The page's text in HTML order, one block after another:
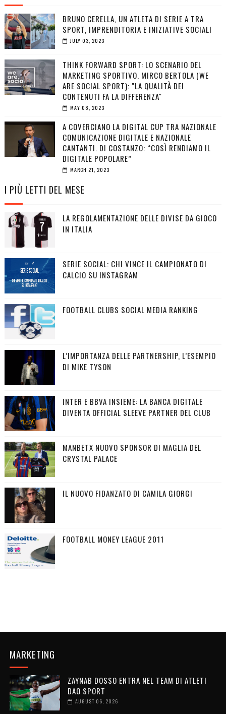
BRUNO CERELLA, UN ATLETA DI SERIE A TRA
SPORT, IMPRENDITORIA E INIZIATIVE SOCIALI
JULY 03, 2023
THINK FORWARD SPORT: LO SCENARIO DEL
MARKETING SPORTIVO. MIRCO BERTOLA (WE
ARE SOCIAL SPORT): "LA QUALITÀ DEI
CONTENUTI FA LA DIFFERENZA"
MAY 08, 2023
A COVERCIANO LA DIGITAL CUP TRA NAZIONALE
COMUNICAZIONE DIGITALE E NAZIONALE
CANTANTI. DI COSTANZO: “COSÌ RENDIAMO IL
DIGITALE POPOLARE”
MARCH 21, 2023
I PIÙ LETTI DEL MESE
LA REGOLAMENTAZIONE DELLE DIVISE DA GIOCO
IN ITALIA
SERIE SOCIAL: CHI VINCE IL CAMPIONATO DI
CALCIO SU INSTAGRAM
FOOTBALL CLUBS SOCIAL MEDIA RANKING
L’IMPORTANZA DELLE PARTNERSHIP, L’ESEMPIO
DI MIKE TYSON
INTER E BBVA INSIEME: LA BANCA DIGITALE
DIVENTA OFFICIAL SLEEVE PARTNER DEL CLUB
MANBETX NUOVO SPONSOR DI MAGLIA DEL
CRYSTAL PALACE
IL NUOVO FIDANZATO DI CAMILA GIORGI
FOOTBALL MONEY LEAGUE 2011
MARKETING
ZAYNAB DOSSO ENTRA NEL TEAM DI ATLETI
DAO SPORT
AUGUST 06, 2026